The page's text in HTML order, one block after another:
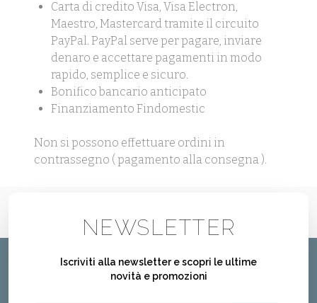
Carta di credito Visa, Visa Electron,
Maestro, Mastercard tramite il circuito
PayPal. PayPal serve per pagare, inviare
denaro e accettare pagamenti in modo
rapido, semplice e sicuro.
Bonifico bancario anticipato
Finanziamento Findomestic
Non si possono effettuare ordini in
contrassegno ( pagamento alla consegna ).
NEWSLETTER
Iscriviti alla newsletter e scopri le ultime
novità e promozioni